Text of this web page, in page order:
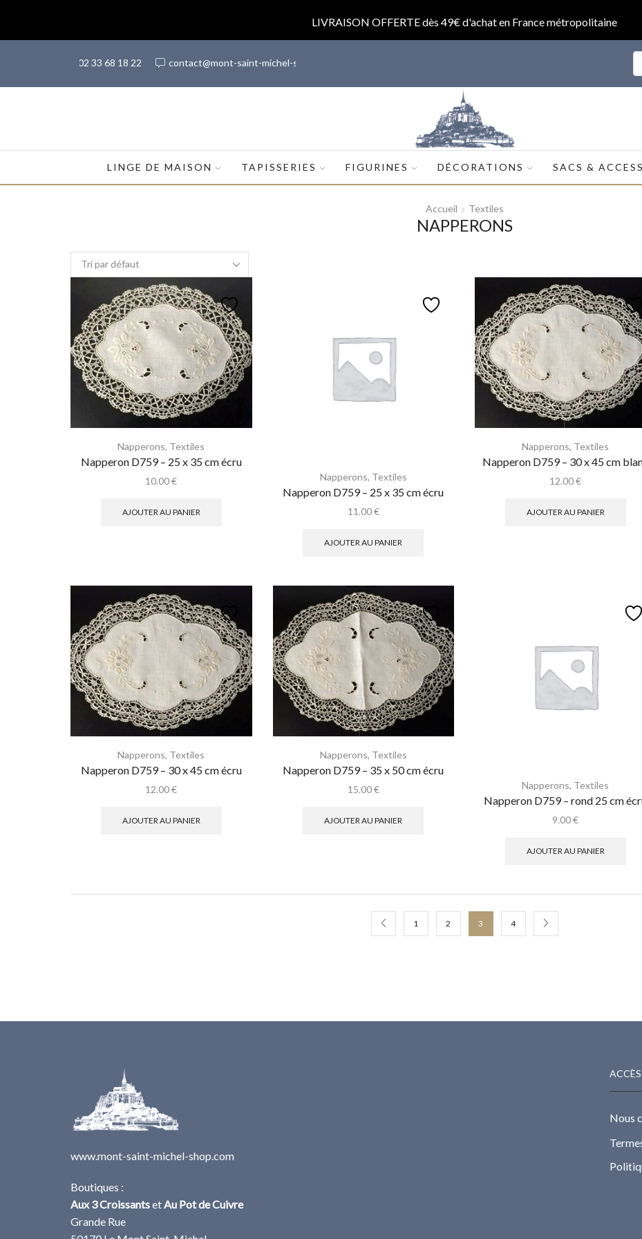
LIVRAISON OFFERTE dès 49€ d'achat en France métropolitaine
(+33) 02 33 68 18 22 contact@mont-saint-michel-shop.com
LINGE DE MAISON TAPISSERIES FIGURINES DÉCORATIONS SACS &
Accueil Textiles
NAPPERONS
Napperons, Textiles
Napperon D759 – 25 x 35 cm écru
10.00€
AJOUTER AU PANIER
Napperons, Textiles
Napperon D759 – 25 x 35 cm écru
11.00€
AJOUTER AU PANIER
Napperons, Textiles
Napperon D759 – 30 x 45 cm
12.00€
AJOUTER AU PANIER
Napperons, Textiles
Napperon D759 – 30 x 45 cm écru
12.00€
AJOUTER AU PANIER
Napperons, Textiles
Napperon D759 – 35 x 50 cm écru
15.00€
AJOUTER AU PANIER
Napperons, Textiles
Napperon D759 – rond 25 cm
9.00€
AJOUTER AU PANIER
1 2 3 4
www.mont-saint-michel-shop.com
Boutiques :
Aux 3 CroissantsetAu Pot de Cuivre
Grande Rue
Nous